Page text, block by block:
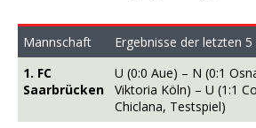
Mannschaft
Ergebnisse der letzten 5
1. FC
Saarbrücken
U (0:0 Aue) – N (0:1
Viktoria Köln) – U (1:1
Chiclana, Testspiel)